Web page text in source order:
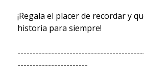
¡Regala el placer de recordar y
historia para siempre!
-----------------------